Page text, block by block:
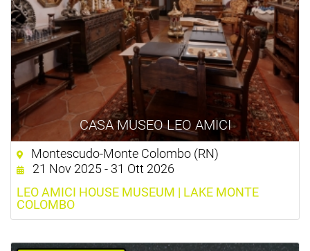
CASA MUSEO LEO AMICI
Montescudo-Monte Colombo (RN)
21 Nov 2025 - 31 Ott 2026
LEO AMICI HOUSE MUSEUM | LAKE MONTE
COLOMBO